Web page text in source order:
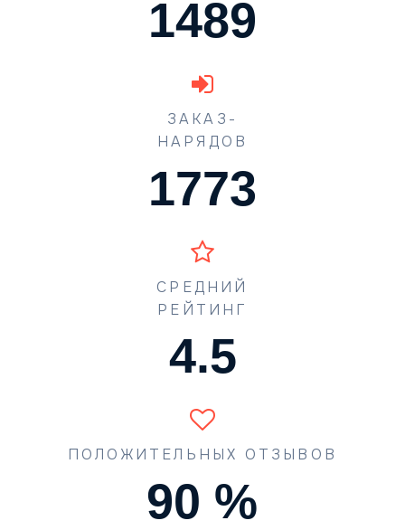
1489
ЗАКАЗ-
НАРЯДОВ
1773
СРЕДНИЙ
РЕЙТИНГ
4.5
ПОЛОЖИТЕЛЬНЫХ ОТЗЫВОВ
90 %